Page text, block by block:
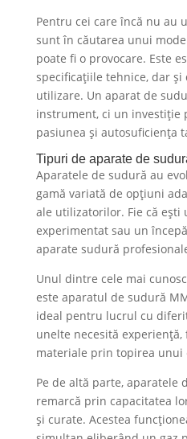
Pentru cei care încă nu au
sunt în căutarea unui
poate fi o provocare. Este
specificațiile tehnice, dar și
utilizare. Un aparat de
instrument, ci un investiție
pasiunea și autosuficiența
Tipuri de aparate de
Aparatele de sudură au
gamă variată de opțiuni
ale utilizatorilor. Fie că ești
experimentat sau un
aparate sudură
Unul dintre cele mai
este aparatul de sudură
ideal pentru lucrul cu
unelte necesită
materiale prin topirea unui
Pe de altă parte, aparatele
remarcă prin capacitatea
și curate. Acestea